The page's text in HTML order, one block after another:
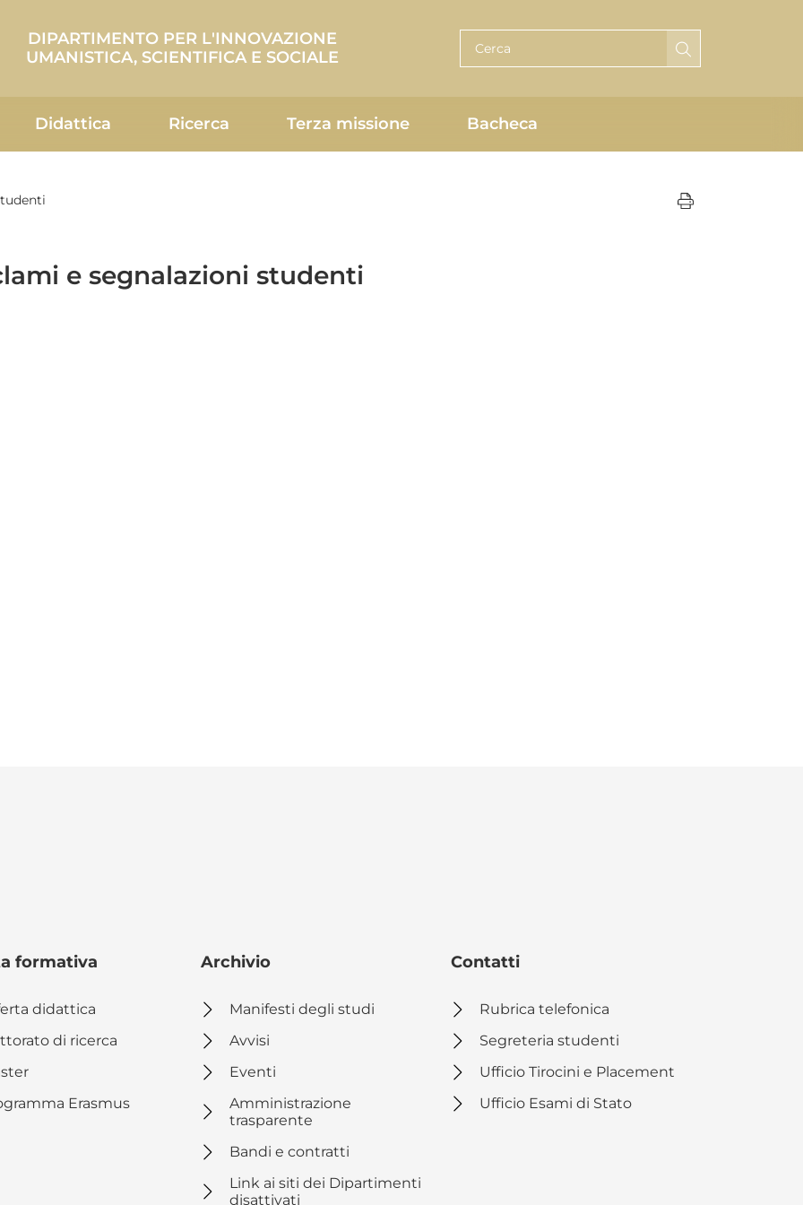
DIPARTIMENTO PER L'INNOVAZIONE
UMANISTICA, SCIENTIFICA E SOCIALE
Didattica Ricerca Terza missione Bacheca
e segnalazioni studenti
formativa
didattica
di ricerca
Erasmus
Archivio
Manifesti degli studi
Avvisi
Eventi
Amministrazione
trasparente
Bandi e contratti
Link ai siti dei Dipartimenti
disattivati
Contatti
Rubrica telefonica
Segreteria studenti
Ufficio Tirocini e Placement
Ufficio Esami di Stato